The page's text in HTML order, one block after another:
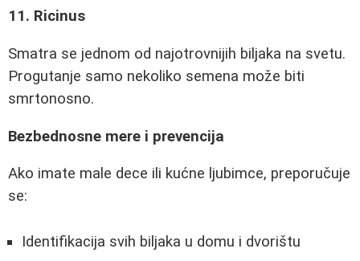
11. Ricinus
Smatra se jednom od najotrovnijih biljaka na svetu.
Progutanje samo nekoliko semena može biti
smrtonosno.
Bezbednosne mere i prevencija
Ako imate male dece ili kućne ljubimce, preporučuje
se:
Identifikacija svih biljaka u domu i dvorištu